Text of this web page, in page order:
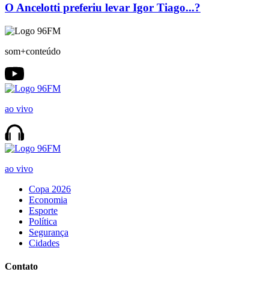
O Ancelotti preferiu levar Igor Tiago...?
som+conteúdo
ao vivo
ao vivo
Copa 2026
Economia
Esporte
Política
Segurança
Cidades
Contato